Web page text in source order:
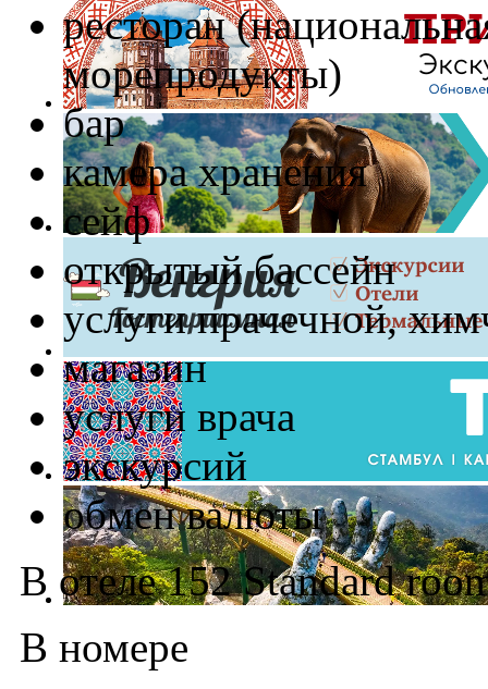
ресторан
морепродукты)
бар
камера хранения
сейф
открытый бассейн
услуги прачечной,
магазин
услуги врача
экскурсий
обмен валюты
В отеле 152 Standard
В номере